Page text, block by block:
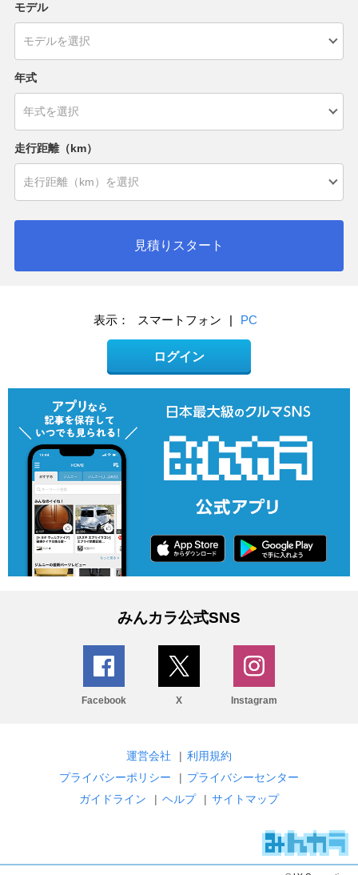
モデル
年式
走行距離（km）
見積りスタート
表示： スマートフォン | PC
ログイン
みんカラ公式SNS
Facebook X Instagram
運営会社 | 利用規約
プライバシーポリシー
| プライバシーセンター
ガイドライン
| ヘルプ | サイトマップ